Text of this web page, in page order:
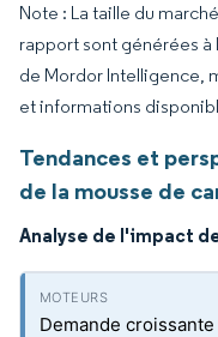
Note : La taille du
rapport sont générées
de Mordor Intelligence,
et informations
Tendances et
de la mousse de
Analyse de l'impact
Demande